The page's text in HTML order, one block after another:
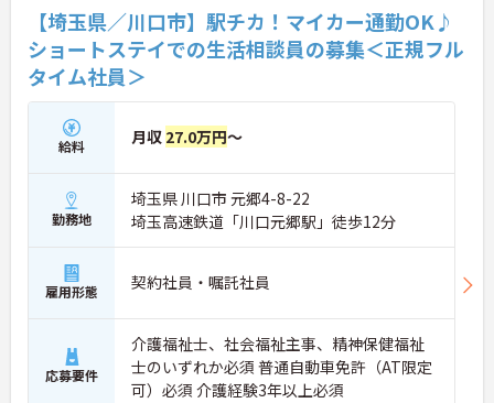
です。
★おすすめPOINT★
【ユニットリーダーとして現場を支え、充実した手
当や報酬で安定した収入を得られます】
り、やりがいを感じながら活躍できます
・業績と個人の評価により、 寸志とは別に特別報酬
が支給されます
【年間17日のリフレッシュ休暇があり、私生活と両
立して長く続けられます】
・有給休暇とは別に年間17日のリフレッシュ休暇が
あるため、心身をリフレッシュできる環境です
・残業が少なく、ご家庭やプライベートな時間と両
【身だしなみの自由度が高く、ご自身のスタイルで
イキイキと活躍できます】 ・髪色やネイル、ヒゲな
どが原則自由となっており、個性を大切にできます
【埼玉県／川口市】駅チカ！マイカー通勤OK♪
ショートステイでの生活相談員の募集＜正規フル
タイム社員＞
給料 月収 27.0万円～
勤務地
埼玉県 川口市 元郷4-8-22
埼玉高速鉄道「川口元郷駅」徒歩12分
雇用形態 契約社員・嘱託社員
応募要件
介護福祉士、社会福祉主事、精神保健福祉
士のいずれか必須 普通自動車免許（AT限定
可）必須 介護経験3年以上必須